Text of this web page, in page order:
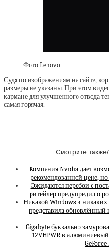
Фото Lenovo
Судя по изображениям на сайте,
размеры не указаны. При этом
кармане для улучшенного отвода
самая горячая.
Смотрите
Компания Nvidia даёт
рекомендованной цене,
Ожидаются перебои с
ритейлер предупредил о
Никакой Windows и
представила обновлённый
Gigabyte буквально
12VHPWR в